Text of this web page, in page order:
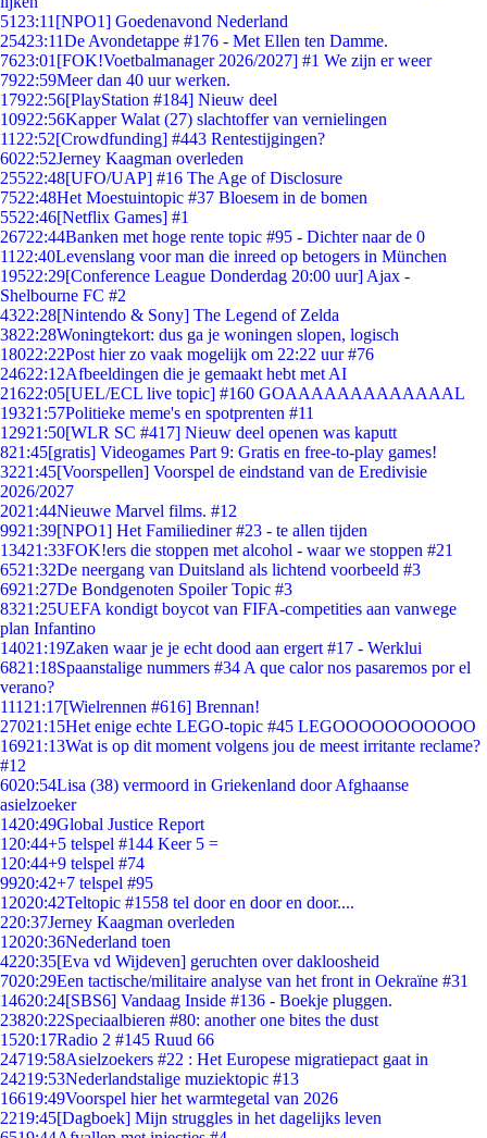
51 23:11 [NPO1] Goedenavond Nederland
25423:11De Avondetappe #176 - Met Ellen ten Damme.
7623:01 [FOK!Voetbalmanager 2026/2027] #1 We zijn er weer
7922:59Meer dan 40 uur werken.
17922:56[PlayStation #184] Nieuw deel
10922:56Kapper Walat (27) slachtoffer van vernielingen
11 22:52[Crowdfunding] #443 Rentestijgingen?
6022:52Jerney Kaagman overleden
25522:48[UFO/UAP] #16 The Age of Disclosure
7522:48Het Moestuintopic #37 Bloesem in de bomen
5522:46[Netflix Games] #1
26722:44Banken met hoge rente topic #95 - Dichter naar de 0
11 22:40Levenslang voor man die inreed op betogers in München
19522:29[Conference League Donderdag 20:00 uur] Ajax -
Shelbourne FC #2
4322:28[Nintendo & Sony] The Legend of Zelda
3822:28Woningtekort: dus ga je woningen slopen, logisch
18022:22Post hier zo vaak mogelijk om 22:22 uur #76
24622:12Afbeeldingen die je gemaakt hebt met AI
21622:05[UEL/ECL live topic] #160 GOAAAAAAAAAAAAAL
19321:57Politieke meme's en spotprenten #11
12921:50[WLR SC #417] Nieuw deel openen was kaputt
821:45[gratis] Videogames Part 9: Gratis en free-to-play games!
3221:45[Voorspellen] Voorspel de eindstand van de Eredivisie
2026/2027
2021:44Nieuwe Marvel films. #12
9921:39[NPO1] Het Familiediner #23 - te allen tijden
13421:33FOK!ers die stoppen met alcohol - waar we stoppen #21
6521:32De neergang van Duitsland als lichtend voorbeeld #3
6921:27De Bondgenoten Spoiler Topic #3
8321:25UEFA kondigt boycot van FIFA-competities aan vanwege
plan Infantino
14021:19Zaken waar je je echt dood aan ergert #17 - Werklui
6821:18Spaanstalige nummers #34 A que calor nos pasaremos por el
verano?
111 21:17[Wielrennen #616] Brennan!
27021:15Het enige echte LEGO-topic #45 LEGOOOOOOOOOOO
16921:13Wat is op dit moment volgens jou de meest irritante reclame?
#12
6020:54Lisa (38) vermoord in Griekenland door Afghaanse
asielzoeker
1420:49Global Justice Report
1 20:44+5 telspel #144 Keer 5 =
1 20:44+9 telspel #74
9920:42+7 telspel #95
12020:42Teltopic #1558 tel door en door en door....
220:37Jerney Kaagman overleden
12020:36Nederland toen
4220:35[Eva vd Wijdeven] geruchten over dakloosheid
7020:29Een tactische/militaire analyse van het front in Oekraïne #31
14620:24[SBS6] Vandaag Inside #136 - Boekje pluggen.
23820:22Speciaalbieren #80: another one bites the dust
1520:17Radio 2 #145 Ruud 66
24719:58Asielzoekers #22 : Het Europese migratiepact gaat in
24219:53Nederlandstalige muziektopic #13
16619:49Voorspel hier het warmtegetal van 2026
2219:45[Dagboek] Mijn struggles in het dagelijks leven